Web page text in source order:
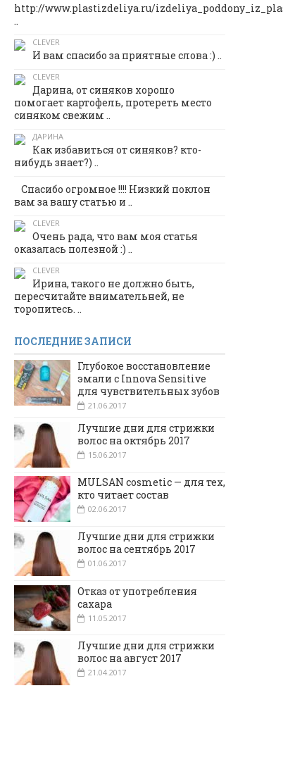
http://www.plastizdeliya.ru/
..
CLEVER
И вам спасибо за приятные слова :) ..
CLEVER
Дарина, от синяков хорошо
помогает картофель, протереть место
синяком свежим ..
ДАРИНА
Как избавиться от синяков? кто-
нибудь знает?) ..
Спасибо огромное !!!! Низкий поклон
вам за вашу статью и ..
CLEVER
Очень рада, что вам моя статья
оказалась полезной :) ..
CLEVER
Ирина, такого не должно быть,
пересчитайте внимательней, не
торопитесь. ..
ПОСЛЕДНИЕ ЗАПИСИ
Глубокое восстановление
эмали с Innova Sensitive
для чувствительных зубов
21.06.2017
Лучшие дни для стрижки
волос на октябрь 2017
15.06.2017
MULSAN cosmetic — для тех,
кто читает состав
02.06.2017
Лучшие дни для стрижки
волос на сентябрь 2017
01.06.2017
Отказ от употребления
сахара
11.05.2017
Лучшие дни для стрижки
волос на август 2017
21.04.2017